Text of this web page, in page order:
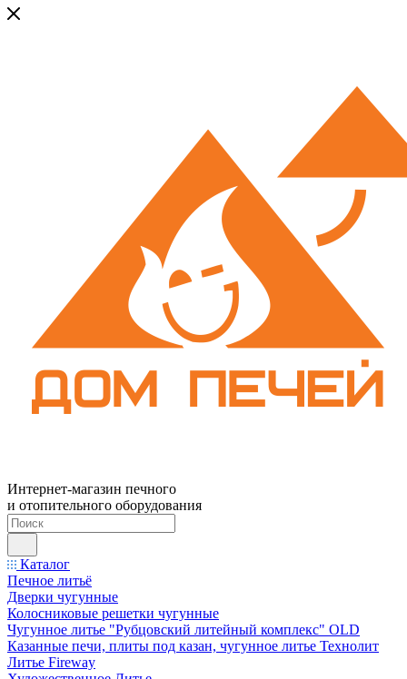
Интернет-магазин печного
и отопительного оборудования
Каталог
Печное литьё
Дверки чугунные
Колосниковые решетки чугунные
Чугунное литье "Рубцовский литейный комплекс" OLD
Казанные печи, плиты под казан, чугунное литье Технолит
Литье Fireway